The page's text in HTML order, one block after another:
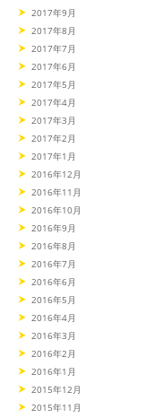
2017年9月
2017年8月
2017年7月
2017年6月
2017年5月
2017年4月
2017年3月
2017年2月
2017年1月
2016年12月
2016年11月
2016年10月
2016年9月
2016年8月
2016年7月
2016年6月
2016年5月
2016年4月
2016年3月
2016年2月
2016年1月
2015年12月
2015年11月